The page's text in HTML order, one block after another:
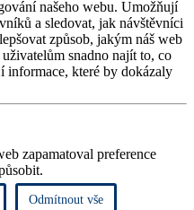
našeho webu. Umožňují
a sledovat, jak návštěvníci
způsob, jakým náš web
snadno najít to, co
informace, které by dokázaly
zapamatoval preference
Odmítnout vše